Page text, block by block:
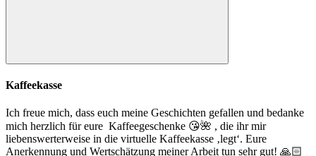
Suchen
Kaffeekasse
Ich freue mich, dass euch meine Geschichten gefallen und bedanke
mich herzlich für eure Kaffeegeschenke 😘🌺 , die ihr mir
liebenswerterweise in die virtuelle Kaffeekasse ‚legt‘. Eure
Anerkennung und Wertschätzung meiner Arbeit tun sehr gut! 🙏🏻